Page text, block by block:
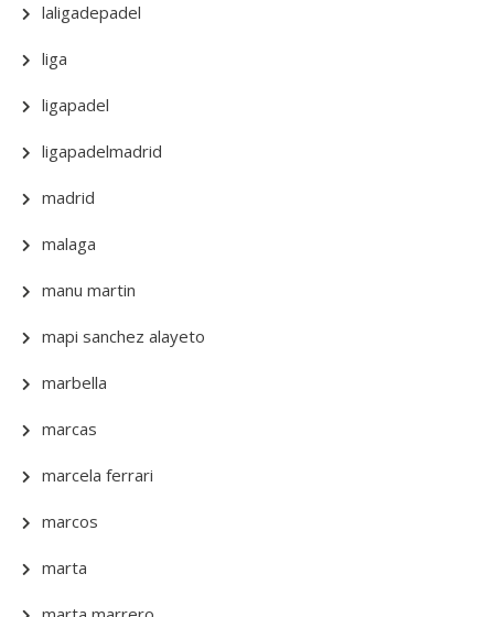
laligadepadel
liga
ligapadel
ligapadelmadrid
madrid
malaga
manu martin
mapi sanchez alayeto
marbella
marcas
marcela ferrari
marcos
marta